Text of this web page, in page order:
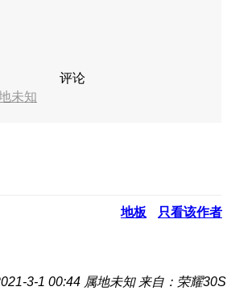
评论
未知
地板 只看该作者
3-1 00:44 属地未知 来自：荣耀30S